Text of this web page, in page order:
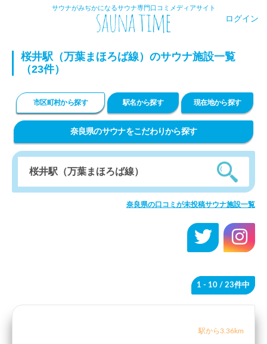
サウナがみぢかになるサウナ専門口コミメディアサイト
ログイン
桜井駅（万葉まほろば線）のサウナ施設一覧
（23件）
市区町村から探す 駅名から探す 現在地から探す
奈良県のサウナをこだわりから探す
奈良県の口コミが未投稿サウナ施設一覧
1 - 10 / 23件中
駅から3.36km